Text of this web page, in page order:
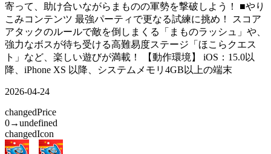
寄って、助け合いながらまものの軍勢を撃破しよう！ ■やり
こみコンテンツ 最強パーティで更なる試練に挑め！ スコア
アタックのルールで敵を倒しまくる「まものラッシュ」や、
強力なボスが待ち受ける高難易度ステージ「ほこらクエス
ト」など、楽しい遊びが満載！ 【動作環境】 iOS：15.0以
降、iPhone XS 以降、システムメモリ4GB以上の端末
2026-04-24
changedPrice
0→undefined
changedIcon